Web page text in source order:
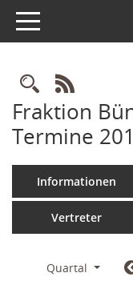
Toggle navigation
RSS-
Fraktion
Termine
Informationen
Vertreter
Quartal